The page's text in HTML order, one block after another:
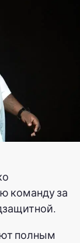
команду за
полным